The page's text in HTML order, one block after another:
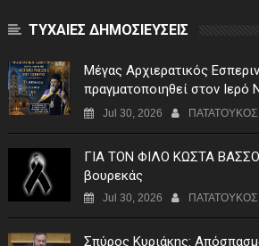
ΤΥΧΑΙΕΣ ΔΗΜΟΣΙΕΥΣΕΙΣ
Μέγας Αρχιερατικός
πραγματοποιηθεί στον
του Σωτήρος Σταυροχωρίου
Jul 30, 2026
ΓIA TON ΦIΛO KΩΣTA
βουρεκάς
Jul 30, 2026
Σπύρος Κυριάκης: